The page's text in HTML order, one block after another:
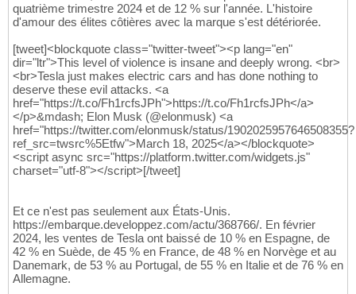
quatrième trimestre 2024 et de 12 % sur l'année. L'histoire
d'amour des élites côtières avec la marque s'est détériorée.
[tweet]<blockquote class="twitter-tweet"><p lang="en"
dir="ltr">This level of violence is insane and deeply wrong. <br>
<br>Tesla just makes electric cars and has done nothing to
deserve these evil attacks. <a
href="https://t.co/Fh1rcfsJPh">https://t.co/Fh1rcfsJPh</a>
</p>&mdash; Elon Musk (@elonmusk) <a
href="https://twitter.com/elonmusk/status/1902025957646508355?
ref_src=twsrc%5Etfw">March 18, 2025</a></blockquote>
<script async src="https://platform.twitter.com/widgets.js"
charset="utf-8"></script>[/tweet]
Et ce n'est pas seulement aux États-Unis.
https://embarque.developpez.com/actu/368766/. En février
2024, les ventes de Tesla ont baissé de 10 % en Espagne, de
42 % en Suède, de 45 % en France, de 48 % en Norvège et au
Danemark, de 53 % au Portugal, de 55 % en Italie et de 76 % en
Allemagne.